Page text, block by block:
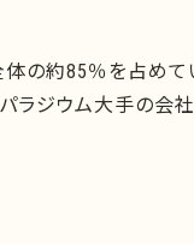
の約85％を占め
ジウム大手の会社